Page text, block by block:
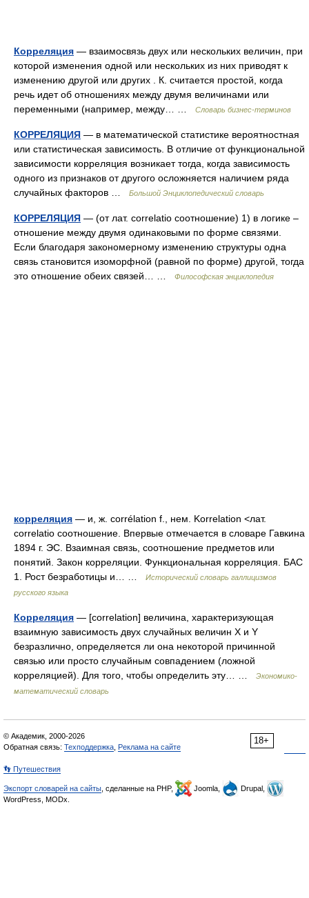
Корреляция — взаимосвязь двух или нескольких величин, при
которой изменения одной или нескольких из них приводят к
изменению другой или других . К. считается простой, когда
речь идет об отношениях между двумя величинами или
переменными (например, между… …
Словарь бизнес-терминов
КОРРЕЛЯЦИЯ — в математической статистике вероятностная
или статистическая зависимость. В отличие от функциональной
зависимости корреляция возникает тогда, когда зависимость
одного из признаков от другого осложняется наличием ряда
случайных факторов …
Большой Энциклопедический словарь
КОРРЕЛЯЦИЯ — (от лат. correlatio соотношение) 1) в логике –
отношение между двумя одинаковыми по форме связями.
Если благодаря закономерному изменению структуры одна
связь становится изоморфной (равной по форме) другой, тогда
это отношение обеих связей… …
Философская энциклопедия
корреляция — и, ж. corrélation f., нем. Korrelation <лат.
correlatio соотношение. Впервые отмечается в словаре Гавкина
1894 г. ЭС. Взаимная связь, соотношение предметов или
понятий. Закон корреляции. Функциональная корреляция. БАС
1. Рост безработицы и… …
Исторический словарь галлицизмов
русского языка
Корреляция — [correlation] величина, характеризующая
взаимную зависимость двух случайных величин X и Y
безразлично, определяется ли она некоторой причинной
связью или просто случайным совпадением (ложной
корреляцией). Для того, чтобы определить эту… …
Экономико-
математический словарь
18+
© Академик, 2000-2026
Обратная связь: Техподдержка Реклама на сайте
👣 Путешествия
Экспорт словарей на сайты , сделанные на PHP, Joomla,
Drupal,
WordPress, MODx.